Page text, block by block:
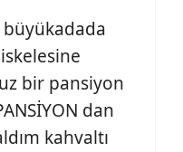
bir pansiyon
dan
kahvaltı